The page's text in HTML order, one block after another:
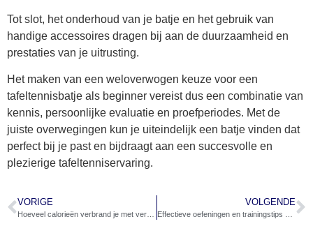
Tot slot, het onderhoud van je batje en het gebruik van
handige accessoires dragen bij aan de duurzaamheid en
prestaties van je uitrusting.
Het maken van een weloverwogen keuze voor een
tafeltennisbatje als beginner vereist dus een combinatie van
kennis, persoonlijke evaluatie en proefperiodes. Met de
juiste overwegingen kun je uiteindelijk een batje vinden dat
perfect bij je past en bijdraagt aan een succesvolle en
plezierige tafeltenniservaring.
VORIGE
Hoeveel calorieën verbrand je met verschillende soorten racketsporten?
VOLGENDE
Effectieve oefeningen en trainingstips om beter te serveren bij tennis